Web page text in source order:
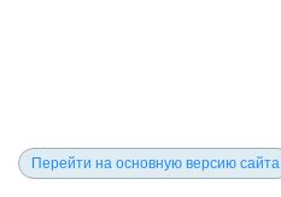
Перейти на основную версию сайта